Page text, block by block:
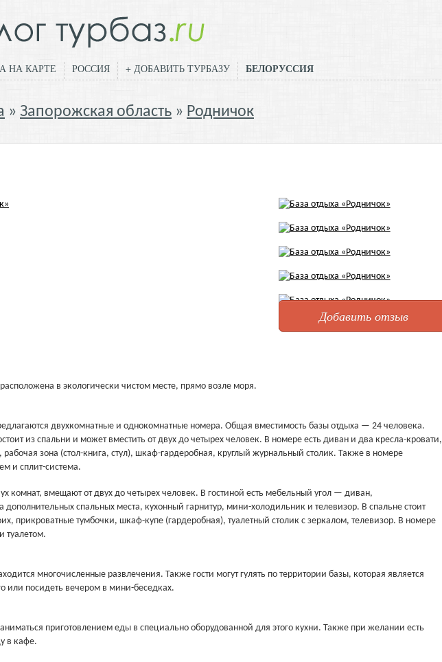
НА КАРТЕ РОССИЯ + ДОБАВИТЬ ТУРБАЗУ БЕЛОРУССИЯ
Запорожская область Родничок
Добавить отзыв
в экологически чистом месте, прямо возле моря.
двухкомнатные и однокомнатные номера. Общая вместимость базы отдыха — 24 человека.
из спальни и может вместить от двух до четырех человек. В номере есть диван и два кресла-кровати,
зона (стол-книга, стул), шкаф-гардеробная, круглый журнальный столик. Также в номере
и сплит-система.
комнат, вмещают от двух до четырех человек. В гостиной есть мебельный угол — диван,
спальных места, кухонный гарнитур, мини-холодильник и телевизор. В спальне стоит
прикроватные тумбочки, шкаф-купе (гардеробная), туалетный столик с зеркалом, телевизор. В номере
туалетом.
многочисленные развлечения. Также гости могут гулять по территории базы, которая является
или посидеть вечером в мини-беседках.
приготовлением еды в специально оборудованной для этого кухни. Также при желании есть
в кафе.